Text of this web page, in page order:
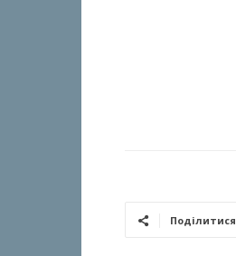
Поділитися